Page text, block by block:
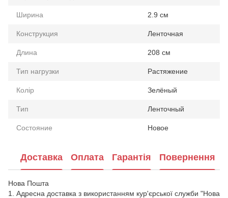
Ширина 2.9 см
Конструкция Ленточная
Длина 208 см
Тип нагрузки Растяжение
Колір Зелёный
Тип Ленточный
Состояние Новое
Доставка Оплата Гарантія Повернення
Нова Пошта
1. Адресна доставка з використанням кур'єрської служби "Нова